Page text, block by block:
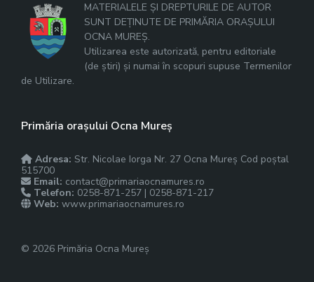
MATERIALELE ȘI DREPTURILE DE AUTOR
SUNT DEȚINUTE DE PRIMĂRIA ORAȘULUI
OCNA MUREȘ.
Utilizarea este autorizată, pentru editoriale
(de știri) și numai în scopuri supuse Termenilor
de Utilizare.
Primăria orașului Ocna Mureș
Adresa: Str. Nicolae Iorga Nr. 27 Ocna Mureș Cod poștal
515700
Email: contact@primariaocnamures.ro
Telefon: 0258-871-257 | 0258-871-217
Web: www.primariaocnamures.ro
© 2026 Primăria Ocna Mureș